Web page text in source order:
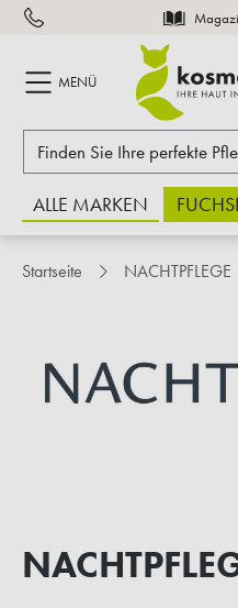
springen
MENÜ
ALLE MARKEN
Startseite NACHTPFLEGE